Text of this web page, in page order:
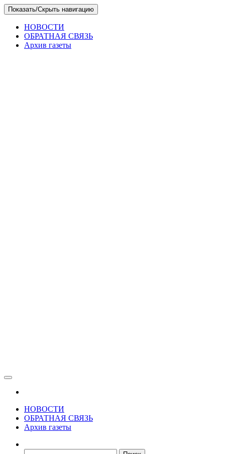
Skip
to
content
Показать/Скрыть навигацию
НОВОСТИ
ОБРАТНАЯ СВЯЗЬ
Архив газеты
НОВОСТИ
ОБРАТНАЯ СВЯЗЬ
Архив газеты